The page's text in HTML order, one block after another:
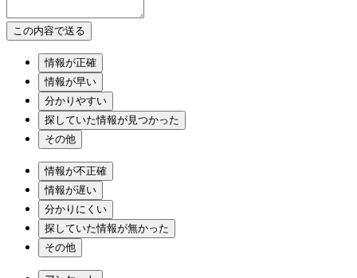
情報が正確
情報が早い
分かりやすい
探していた情報が見つかった
その他
情報が不正確
情報が遅い
分かりにくい
探していた情報が無かった
その他